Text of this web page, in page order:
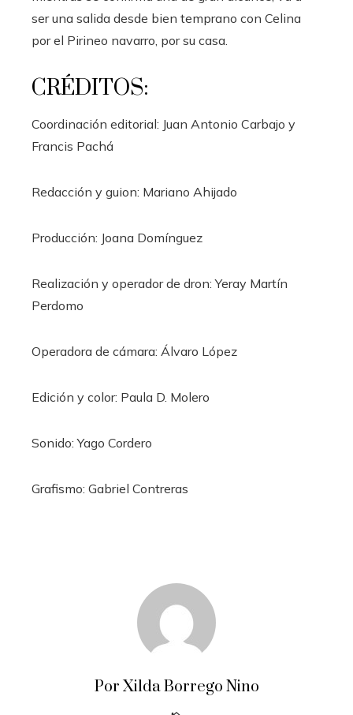
ser una salida desde bien temprano con Celina
por el Pirineo navarro, por su casa.
CRÉDITOS:
Coordinación editorial: Juan Antonio Carbajo y
Francis Pachá
Redacción y guion: Mariano Ahijado
Producción: Joana Domínguez
Realización y operador de dron: Yeray Martín
Perdomo
Operadora de cámara: Álvaro López
Edición y color: Paula D. Molero
Sonido: Yago Cordero
Grafismo: Gabriel Contreras
Por Xilda Borrego Nino